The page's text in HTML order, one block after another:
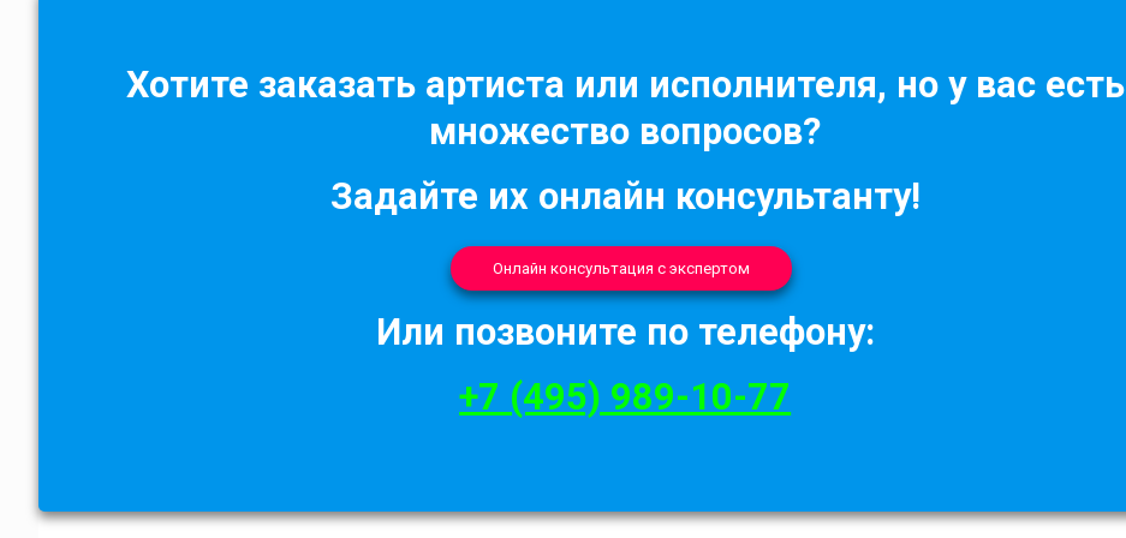
Хотите заказать артиста или исполнителя, но у вас есть
множество вопросов?
Задайте их онлайн консультанту!
Онлайн консультация с экспертом
Или позвоните по телефону:
+7 (495) 989-10-77